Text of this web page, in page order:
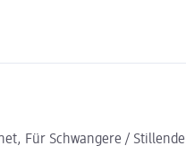
Für Schwangere /